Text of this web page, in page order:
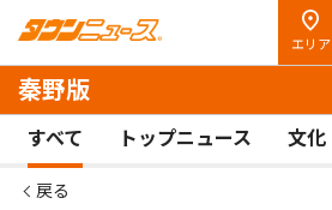
エリア
秦野版
すべて トップニュース 文化
戻る